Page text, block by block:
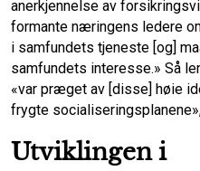
anerkjennelse av
formante næringens ledere
i samfundets tjeneste [og]
samfundets interesse.» Så
«var præget av [disse] høie
frygte
Utviklingen i